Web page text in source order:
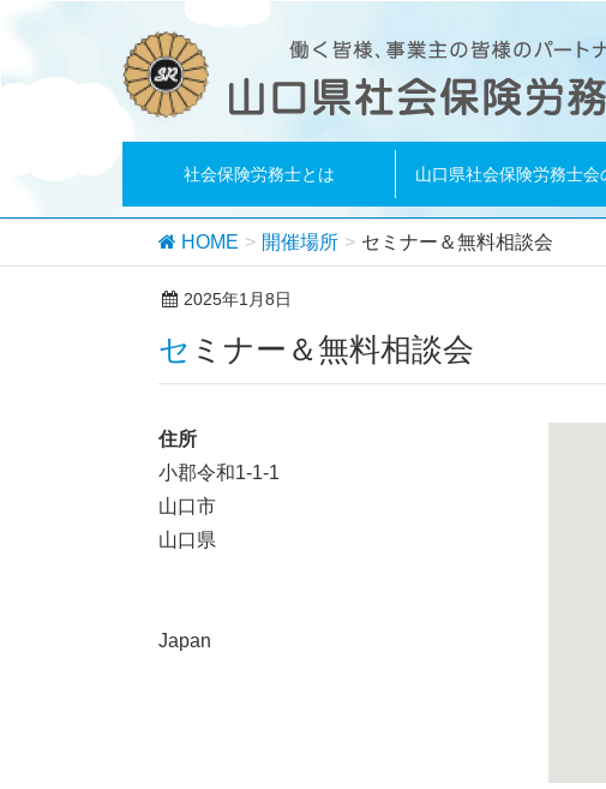
社会保険労務士とは 山口県社会保険労務士会
HOME 開催場所 セミナー＆無料相談会
2025年1月8日
セミナー＆無料相談会
住所
小郡令和1-1-1
山口市
山口県
Japan